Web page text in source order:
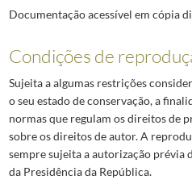
Documentação acessível em cópia
Condições de
Sujeita a algumas restrições
o seu estado de conservação, a
normas que regulam os direitos de
sobre os direitos de autor. A
sempre sujeita a autorização prévia
da Presidência da República.